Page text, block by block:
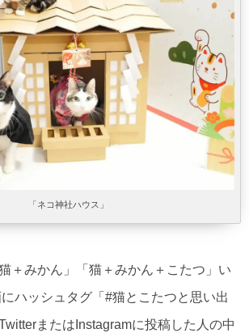
「ネコ神社ハウス」
＋みかん」「猫＋みかん＋こたつ」い
ハッシュタグ「#猫とこたつと思い出
またはInstagramに投稿した人の中